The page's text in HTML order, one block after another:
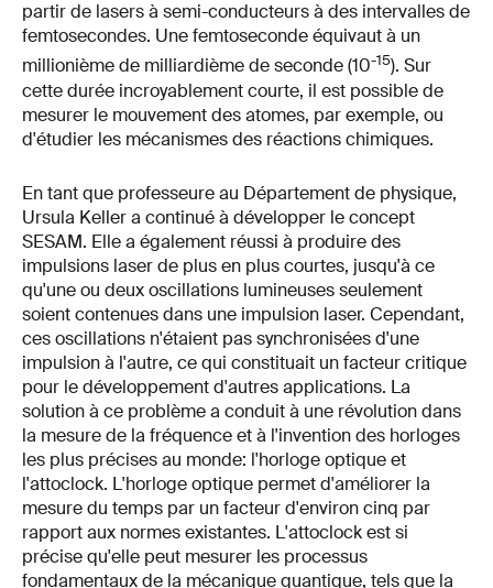
partir de lasers à semi-conducteurs à des intervalles de
femtosecondes. Une femtoseconde équivaut à un
millionième de milliardième de seconde (10-15). Sur
cette durée incroyablement courte, il est possible de
mesurer le mouvement des atomes, par exemple, ou
d'étudier les mécanismes des réactions chimiques.
En tant que professeure au Département de physique,
Ursula Keller a continué à développer le concept
SESAM. Elle a également réussi à produire des
impulsions laser de plus en plus courtes, jusqu'à ce
qu'une ou deux oscillations lumineuses seulement
soient contenues dans une impulsion laser. Cependant,
ces oscillations n'étaient pas synchronisées d'une
impulsion à l'autre, ce qui constituait un facteur critique
pour le développement d'autres applications. La
solution à ce problème a conduit à une révolution dans
la mesure de la fréquence et à l'invention des horloges
les plus précises au monde: l'horloge optique et
l'attoclock. L'horloge optique permet d'améliorer la
mesure du temps par un facteur d'environ cinq par
rapport aux normes existantes. L'attoclock est si
précise qu'elle peut mesurer les processus
fondamentaux de la mécanique quantique, tels que la